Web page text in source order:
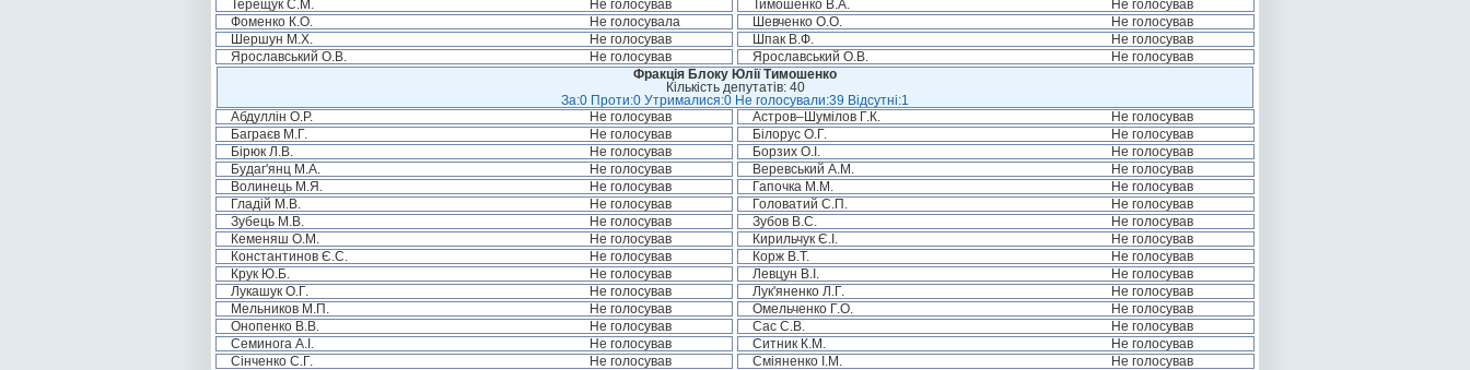
Терещук С.М.
Не голосував Тимошенко В.А.
Не голосував
Фоменко К.О.
Не голосувала Шевченко О.О.
Не голосував
Шершун М.Х.
Не голосував Шпак В.Ф.
Не голосував
Ярославський О.В.
Не голосував Ярославський О.В.
Не голосував
Фракція Блоку Юлії Тимошенко
Кількість депутатів: 40
За:0 Проти:0 Утрималися:0 Не голосували:39 Відсутні:1
Абдуллін О.Р.
Не голосував Астров–Шумілов Г.К.
Не голосував
Баграєв М.Г.
Не голосував Білорус О.Г.
Не голосував
Бірюк Л.В.
Не голосував Борзих О.І.
Не голосував
Будаг'янц М.А.
Не голосував Веревський А.М.
Не голосував
Волинець М.Я.
Не голосував Гапочка М.М.
Не голосував
Гладій М.В.
Не голосував Головатий С.П.
Не голосував
Зубець М.В.
Не голосував Зубов В.С.
Не голосував
Кеменяш О.М.
Не голосував Кирильчук Є.І.
Не голосував
Константинов Є.С.
Не голосував Корж В.Т.
Не голосував
Крук Ю.Б.
Не голосував Левцун В.І.
Не голосував
Лукашук О.Г.
Не голосував Лук'яненко Л.Г.
Не голосував
Мельников М.П.
Не голосував Омельченко Г.О.
Не голосував
Онопенко В.В.
Не голосував Сас С.В.
Не голосував
Семинога А.І.
Не голосував Ситник К.М.
Не голосував
Сінченко С.Г.
Не голосував Сміяненко І.М.
Не голосував